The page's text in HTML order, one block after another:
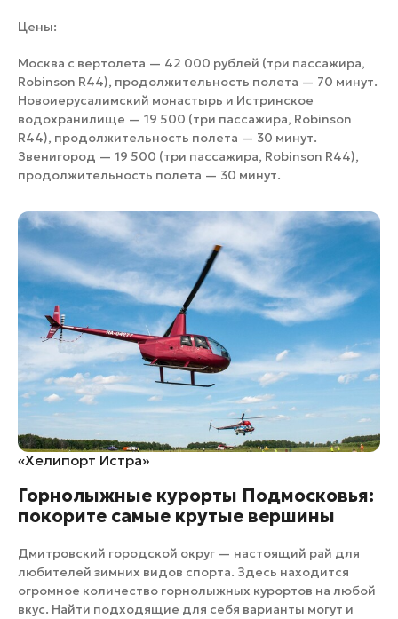
Цены:
Москва с вертолета — 42 000 рублей (три пассажира,
Robinson R44), продолжительность полета — 70 минут.
Новоиерусалимский монастырь и Истринское
водохранилище — 19 500 (три пассажира, Robinson
R44), продолжительность полета — 30 минут.
Звенигород — 19 500 (три пассажира, Robinson R44),
продолжительность полета — 30 минут.
«Хелипорт Истра»
Горнолыжные курорты Подмосковья:
покорите самые крутые вершины
Дмитровский городской округ — настоящий рай для
любителей зимних видов спорта. Здесь находится
огромное количество горнолыжных курортов на любой
вкус. Найти подходящие для себя варианты могут и